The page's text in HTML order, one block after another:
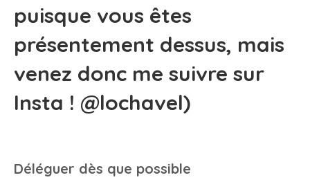
puisque vous êtes
présentement dessus, mais
venez donc me suivre sur
Insta ! @lochavel)
Déléguer dès que possible